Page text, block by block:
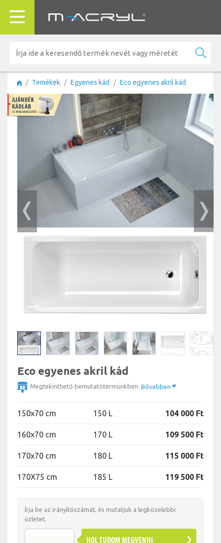
Temékek Egyenes kád Eco egyenes akril kád
Eco egyenes akril kád
Megtekinthető bemutatótermünkben. Bővebben
150x70 cm 150 L 104 000 Ft
160x70 cm 170 L 109 500 Ft
170x70 cm 180 L 115 000 Ft
170X75 cm 185 L 119 500 Ft
Írja be az irányítószámát, és mutatjuk a legközelebbi
üzletet.
HOL TUDOM MEGVENNI